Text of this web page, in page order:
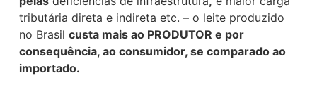
tributária direta e indireta etc. – o leite produzido
no Brasilcusta mais ao PRODUTOR e por
consequência, ao consumidor, se comparado ao
importado.